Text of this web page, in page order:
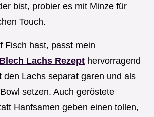
bist, probier es mit Minze für
Touch.
Fisch hast, passt mein
Lachs Rezept hervorragend
den Lachs separat garen und als
setzen. Auch geröstete
Hanfsamen geben einen tollen,